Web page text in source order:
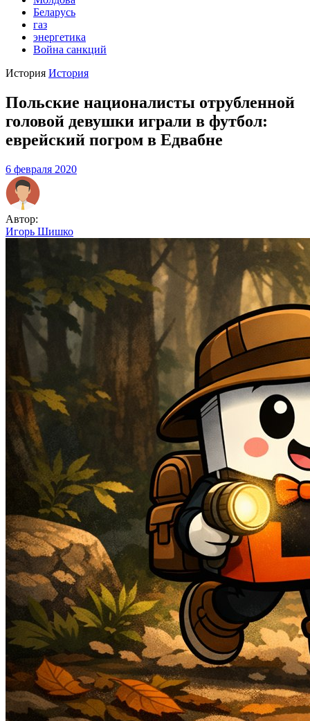
Беларусь
газ
энергетика
Война санкций
История История
Польские националисты отрубленной
головой девушки играли в футбол:
еврейский погром в Едвабне
6 февраля 2020
Автор:
Игорь Шишко